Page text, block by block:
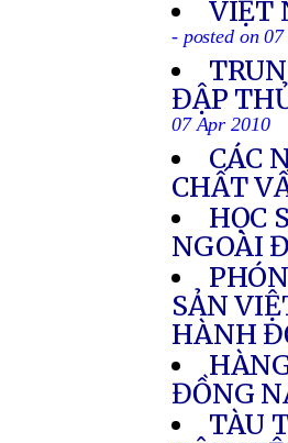
VIỆT
- posted on
ĐẬP
07 Apr 2010
CÁC
CHẤT
HỌC
NGOÀI
SẢN
HÀNH
ĐỒNG
TÀU